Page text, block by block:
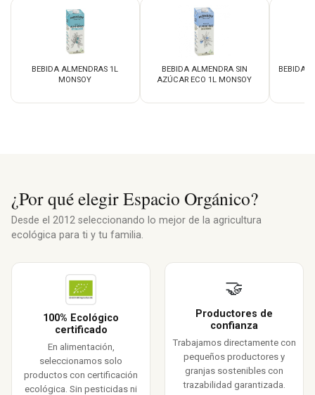
BEBIDA ALMENDRAS 1L
MONSOY
BEBIDA ALMENDRA SIN
AZÚCAR ECO 1L MONSOY
BEBIDA
¿Por qué elegir Espacio Orgánico?
Desde el 2012 seleccionando lo mejor de la agricultura
ecológica para ti y tu familia.
100% Ecológico
certificado
En alimentación,
seleccionamos solo
productos con certificación
ecológica. Sin pesticidas ni
🤝
Productores de
confianza
Trabajamos directamente con
pequeños productores y
granjas sostenibles con
trazabilidad garantizada.